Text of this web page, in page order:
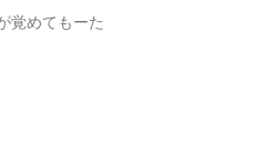
覚めてもーた